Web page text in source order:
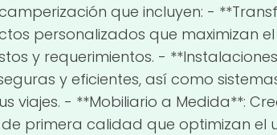
que incluyen: -
personalizados que maximizan
y requerimientos. -
y eficientes, así como
- **Mobiliario a Medida**:
primera calidad que optimizan el